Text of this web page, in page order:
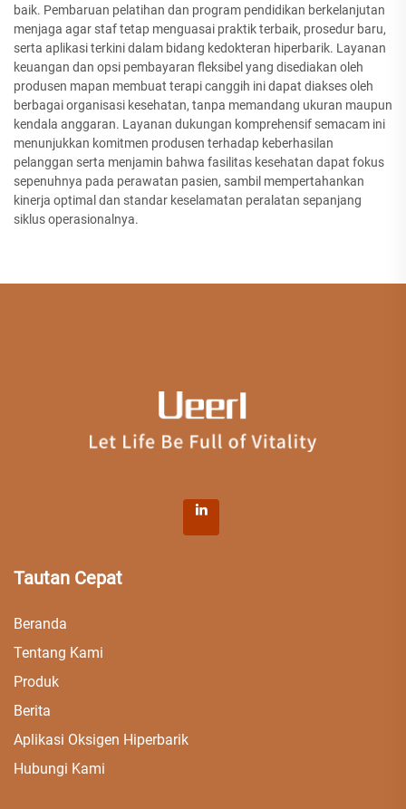
baik. Pembaruan pelatihan dan program pendidikan berkelanjutan
menjaga agar staf tetap menguasai praktik terbaik, prosedur baru,
serta aplikasi terkini dalam bidang kedokteran hiperbarik. Layanan
keuangan dan opsi pembayaran fleksibel yang disediakan oleh
produsen mapan membuat terapi canggih ini dapat diakses oleh
berbagai organisasi kesehatan, tanpa memandang ukuran maupun
kendala anggaran. Layanan dukungan komprehensif semacam ini
menunjukkan komitmen produsen terhadap keberhasilan
pelanggan serta menjamin bahwa fasilitas kesehatan dapat fokus
sepenuhnya pada perawatan pasien, sambil mempertahankan
kinerja optimal dan standar keselamatan peralatan sepanjang
siklus operasionalnya.
Tautan Cepat
Beranda
Tentang Kami
Produk
Berita
Aplikasi Oksigen Hiperbarik
Hubungi Kami